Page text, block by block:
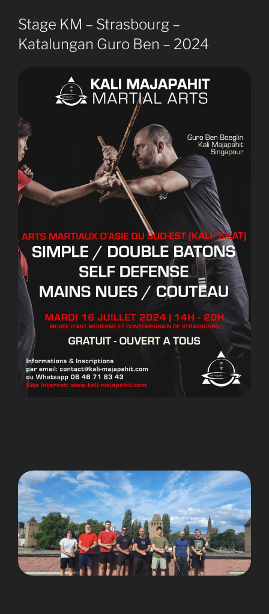
Stage KM – Strasbourg –
Katalungan Guro Ben – 2024